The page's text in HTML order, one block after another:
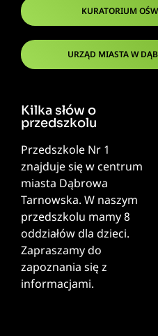
KURATORIUM
URZĄD MIASTA W
Kilka słów o
przedszkolu
Przedszkole Nr 1
znajduje się w centrum
miasta Dąbrowa
Tarnowska. W naszym
przedszkolu mamy 8
oddziałów dla dzieci.
Zapraszamy do
zapoznania się z
informacjami.